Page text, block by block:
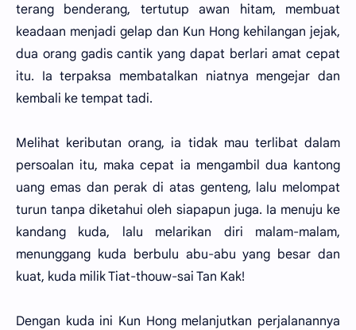
terang benderang, tertutup awan hitam, membuat
keadaan menjadi gelap dan Kun Hong kehilangan jejak,
dua orang gadis cantik yang dapat berlari amat cepat
itu. Ia terpaksa membatalkan niatnya mengejar dan
kembali ke tempat tadi.
Melihat keributan orang, ia tidak mau terlibat dalam
persoalan itu, maka cepat ia mengambil dua kantong
uang emas dan perak di atas genteng, lalu melompat
turun tanpa diketahui oleh siapapun juga. Ia menuju ke
kandang kuda, lalu melarikan diri malam-malam,
menunggang kuda berbulu abu-abu yang besar dan
kuat, kuda milik Tiat-thouw-sai Tan Kak!
Dengan kuda ini Kun Hong melanjutkan perjalanannya